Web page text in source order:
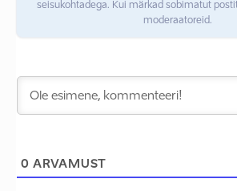
seisukohtadega. Kui märkad sobimatut
moderaatoreid.
0 ARVAMUST